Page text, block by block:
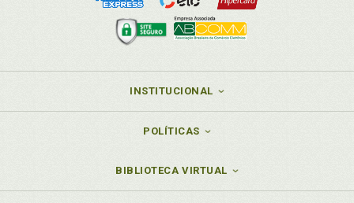
INSTITUCIONAL
POLÍTICAS
BIBLIOTECA VIRTUAL